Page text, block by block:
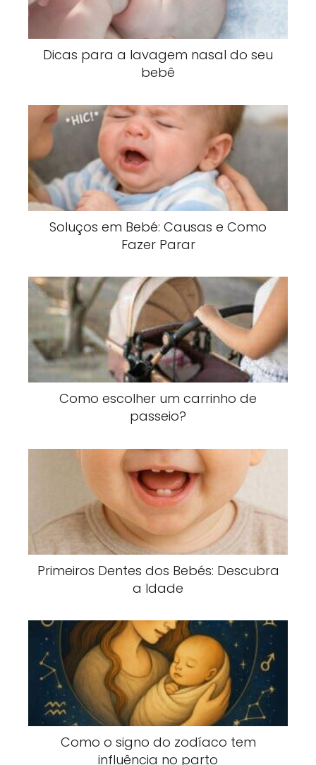
Dicas para a lavagem nasal do seu
bebê
Soluços em Bebé: Causas e Como
Fazer Parar
Como escolher um carrinho de
passeio?
Primeiros Dentes dos Bebés: Descubra
a Idade
Como o signo do zodíaco tem
influência no parto